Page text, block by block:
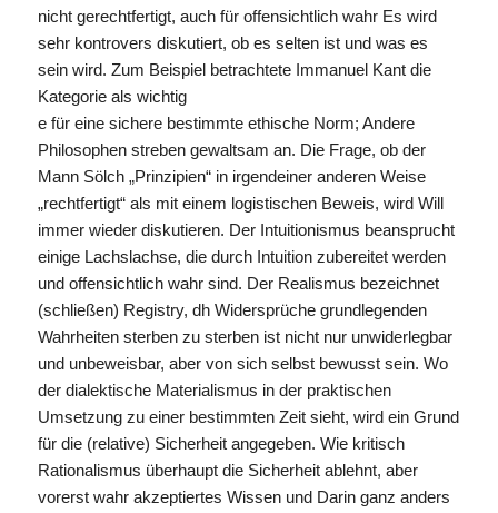
nicht gerechtfertigt, auch für offensichtlich wahr Es wird
sehr kontrovers diskutiert, ob es selten ist und was es
sein wird. Zum Beispiel betrachtete Immanuel Kant die
Kategorie als wichtig
e für eine sichere bestimmte ethische Norm; Andere
Philosophen streben gewaltsam an. Die Frage, ob der
Mann Sölch „Prinzipien“ in irgendeiner anderen Weise
„rechtfertigt“ als mit einem logistischen Beweis, wird Will
immer wieder diskutieren. Der Intuitionismus beansprucht
einige Lachslachse, die durch Intuition zubereitet werden
und offensichtlich wahr sind. Der Realismus bezeichnet
(schließen) Registry, dh Widersprüche grundlegenden
Wahrheiten sterben zu sterben ist nicht nur unwiderlegbar
und unbeweisbar, aber von sich selbst bewusst sein. Wo
der dialektische Materialismus in der praktischen
Umsetzung zu einer bestimmten Zeit sieht, wird ein Grund
für die (relative) Sicherheit angegeben. Wie kritisch
Rationalismus überhaupt die Sicherheit ablehnt, aber
vorerst wahr akzeptiertes Wissen und Darin ganz anders